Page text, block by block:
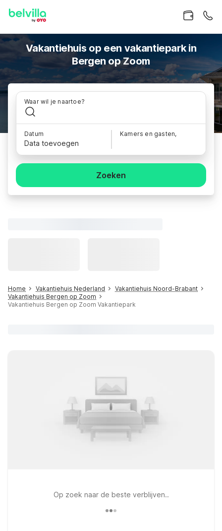
Vakantiehuis op een vakantiepark in
Bergen op Zoom
Waar wil je naartoe?
Datum
Data toevoegen
Kamers en gasten,
Zoeken
Home Vakantiehuis Nederland
Vakantiehuis Noord-Brabant
Vakantiehuis Bergen op Zoom
Vakantiehuis Bergen op Zoom Vakantiepark
Op zoek naar de beste verblijven..